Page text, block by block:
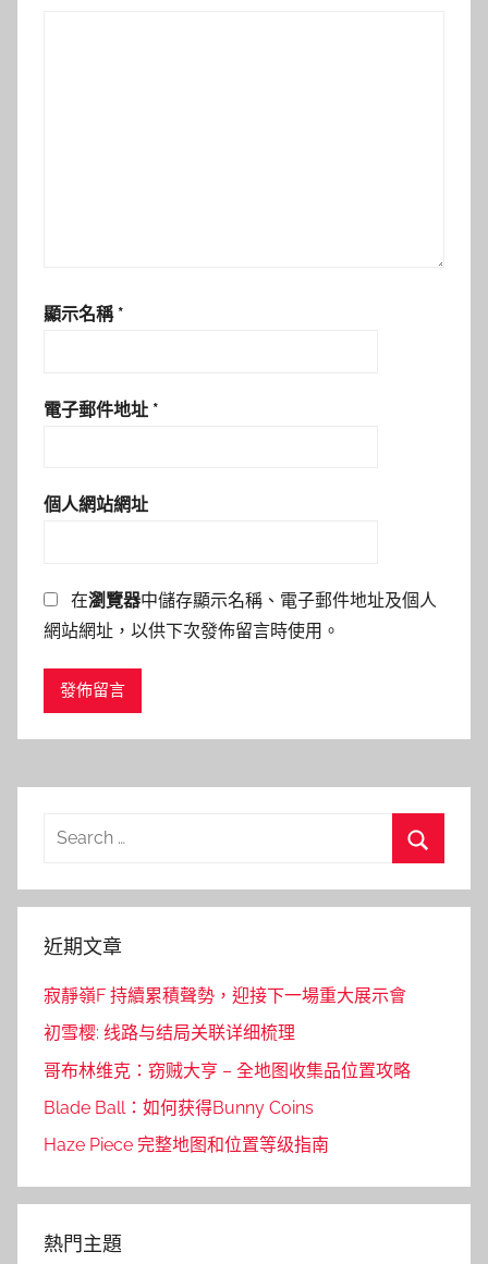
顯示名稱 *
電子郵件地址 *
個人網站網址
在瀏覽器中儲存顯示名稱、電子郵件地址及個人
網站網址，以供下次發佈留言時使用。
Search
近期文章
寂靜嶺F 持續累積聲勢，迎接下一場重大展示會
初雪樱: 线路与结局关联详细梳理
哥布林维克：窃贼大亨 – 全地图收集品位置攻略
Blade Ball：如何获得Bunny Coins
Haze Piece 完整地图和位置等级指南
熱門主題